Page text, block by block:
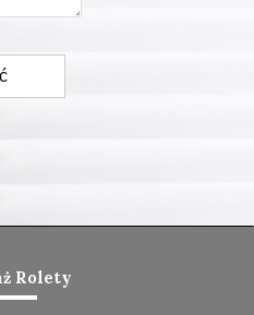
Rolety